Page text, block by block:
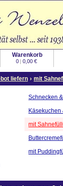
Warenkorb
0 | 0,00 €
liefern › mit
Schnecken
Käsekuchen
mit
mit